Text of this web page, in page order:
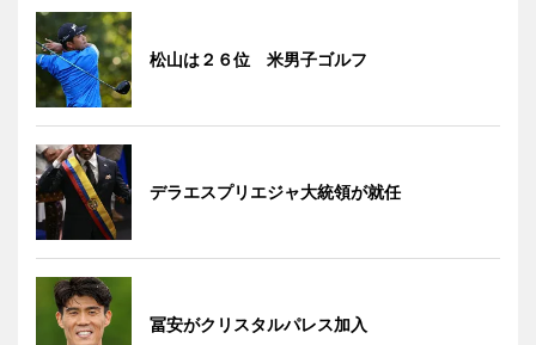
松山は２６位 米男子ゴルフ
デラエスプリエジャ大統領が就任
冨安がクリスタルパレス加入